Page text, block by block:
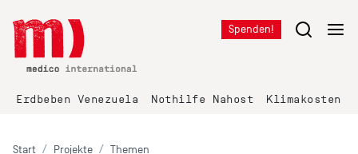
Spenden!
Erdbeben Venezuela Nothilfe Nahost Klimakosten
Start Projekte Themen